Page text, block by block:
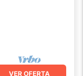
VER OFERTA